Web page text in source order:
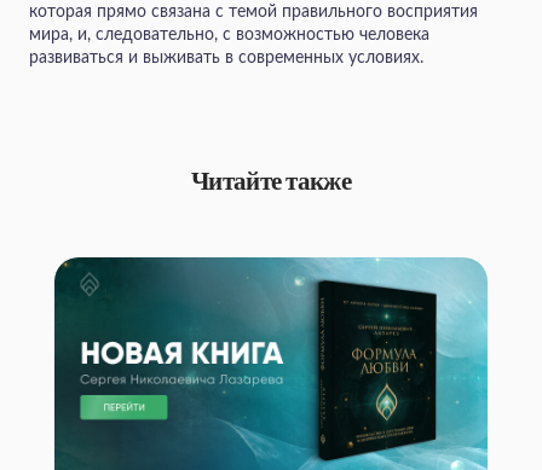
которая прямо связана с темой правильного восприятия
мира, и, следовательно, с возможностью человека
развиваться и выживать в современных условиях.
Читайте также